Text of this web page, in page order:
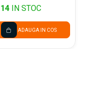
14 IN STOC
ADAUGA IN COS